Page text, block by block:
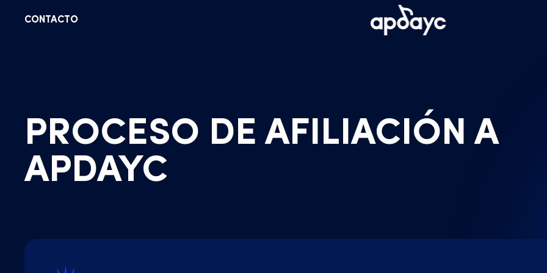
CONTACTO
PROCESO DE AFILIACIÓN A
APDAYC